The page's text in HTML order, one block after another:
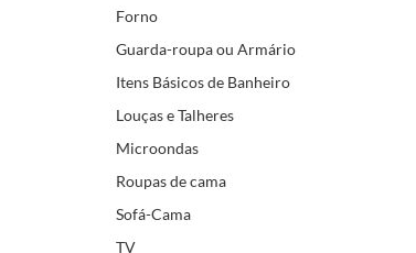
Forno
Guarda-roupa ou Armário
Itens Básicos de Banheiro
Louças e Talheres
Microondas
Roupas de cama
Sofá-Cama
TV